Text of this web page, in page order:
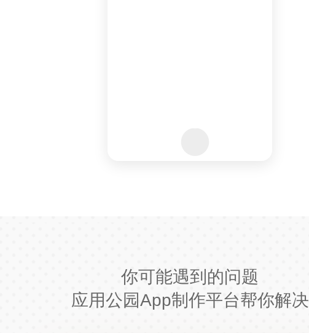
你可能遇到的问题
应用公园App制作平台帮你解决